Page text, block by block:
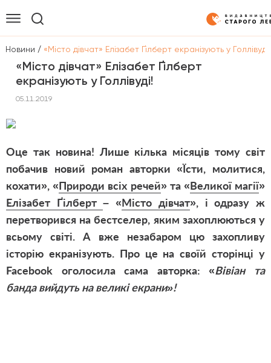
Новини / «Місто дівчат» Елізабет Ґілберт екранізують у Голлівуді!
«Місто дівчат» Елізабет Ґілберт
екранізують у Голлівуді!
05.11.2019
Оце так новина! Лише кілька місяців тому світ
побачив новий роман авторки «Їсти, молитися,
кохати», «Природи всіх речей» та «Великої магії»
Елізабет Ґілберт– «Місто дівчат», і одразу ж
перетворився на бестселер, яким захоплюються у
всьому світі. А вже незабаром цю захопливу
історію екранізують. Про це на своїй сторінці у
Facebook оголосила сама авторка: «Вівіан та
банда вийдуть на великі екрани»!